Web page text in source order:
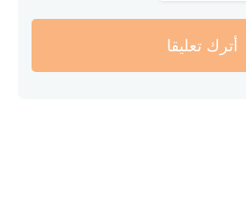
أترك تعليقا